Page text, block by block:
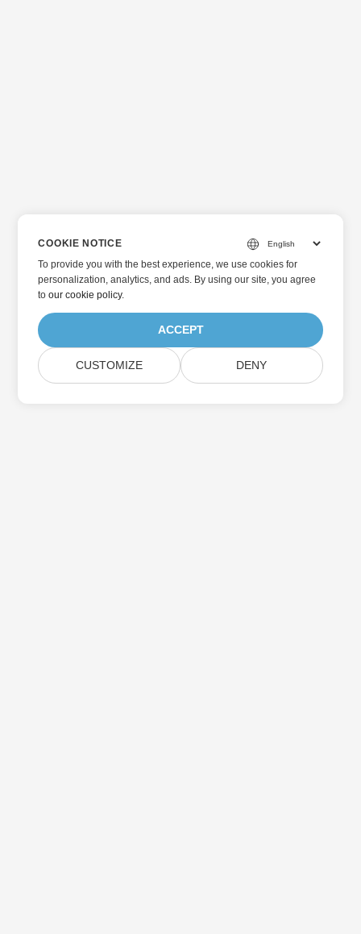
COOKIE NOTICE
To provide you with the best experience, we use cookies for
personalization, analytics, and ads. By using our site, you agree
toour cookie policy.
ACCEPT
CUSTOMIZE DENY